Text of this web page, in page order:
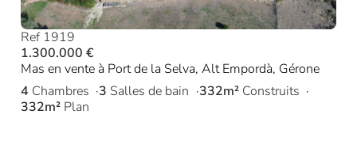
Ref 1919
1.300.000 €
Mas en vente à Port de la Selva, Alt Empordà, Gérone
4 Chambres 3 Salles de bain 332m² Construits
332m² Plan